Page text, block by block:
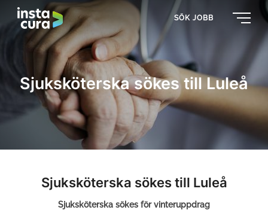
SÖK JOBB
Sjuksköterska sökes till Luleå
Sjuksköterska sökes till Luleå
Sjuksköterska sökes för vinteruppdrag